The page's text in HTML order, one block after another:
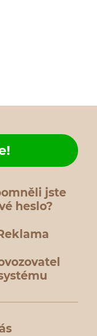
jste
heslo?